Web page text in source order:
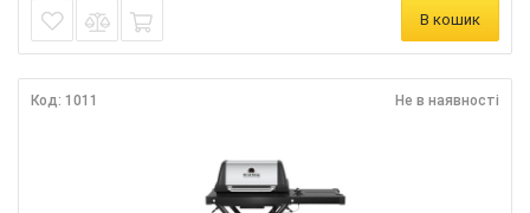
В кошик
Код: 1011 Не в наявності